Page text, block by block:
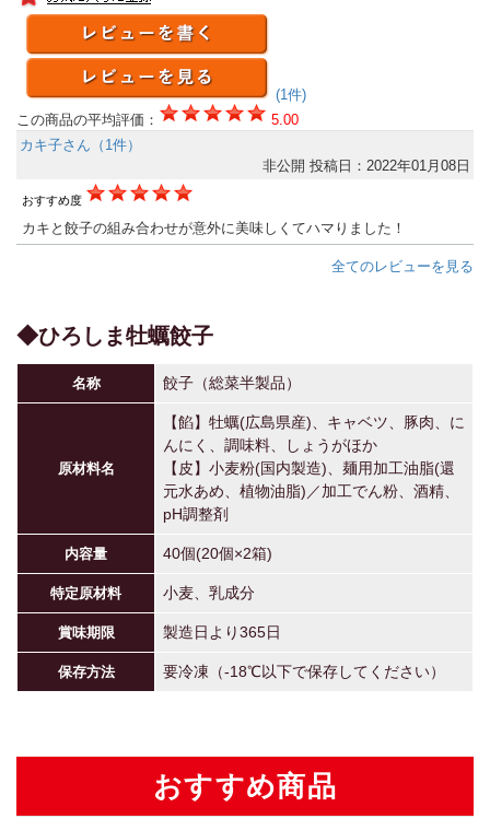
(1件)
この商品の平均評価：
5.00
カキ子さん（1件）
非公開 投稿日：2022年01月08日
おすすめ度
カキと餃子の組み合わせが意外に美味しくてハマりました！
全てのレビューを見る
◆ひろしま牡蠣餃子
名称 餃子（総菜半製品）
原材料名
【餡】牡蠣(広島県産)、キャベツ、豚肉、に
んにく、調味料、しょうがほか
【皮】小麦粉(国内製造)、麺用加工油脂(還
元水あめ、植物油脂)／加工でん粉、酒精、
pH調整剤
内容量 40個(20個×2箱)
特定原材料 小麦、乳成分
賞味期限 製造日より365日
保存方法 要冷凍（-18℃以下で保存してください）
おすすめ商品